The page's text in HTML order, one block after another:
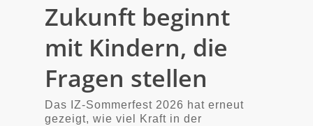
Zukunft beginnt
mit Kindern, die
Fragen stellen
Das IZ-Sommerfest 2026 hat erneut
gezeigt, wie viel Kraft in der